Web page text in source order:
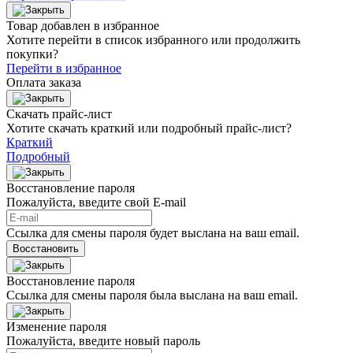
Товар добавлен в избранное
Хотите перейти в список избранного или продолжить
покупки?
Перейти в избранное
Оплата заказа
Скачать прайс-лист
Хотите скачать краткий или подробный прайс-лист?
Краткий
Подробный
Восстановление пароля
Пожалуйста, введите свой E‑mail
Ссылка для смены пароля будет выслана на ваш email.
Восстановить
Восстановление пароля
Ссылка для смены пароля была выслана на ваш email.
Изменение пароля
Пожалуйста, введите новый пароль